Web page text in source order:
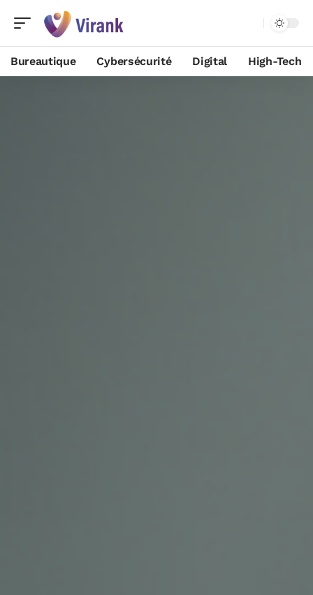
Bureautique Cybersécurité Digital High-Tech